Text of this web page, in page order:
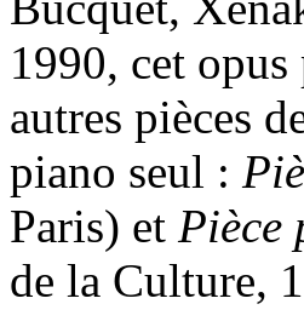
1990, cet
autres pièces
piano seul :
Paris) et Pièce
de la Culture,